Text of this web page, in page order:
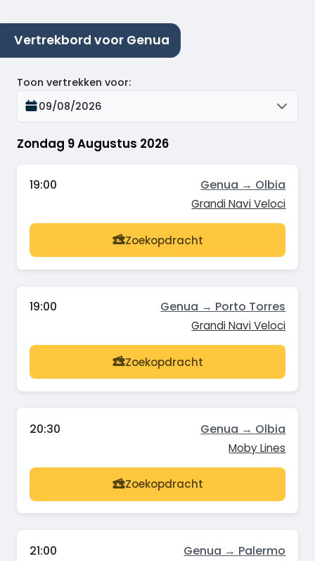
Vertrekbord voor Genua
Zondag 9 Augustus 2026
Toon vertrekken voor:
09/08/2026
19:00 Genua → Olbia
Grandi Navi Veloci
Zoekopdracht
19:00 Genua → Porto Torres
Grandi Navi Veloci
Zoekopdracht
20:30 Genua → Olbia
Moby Lines
Zoekopdracht
21:00 Genua → Palermo